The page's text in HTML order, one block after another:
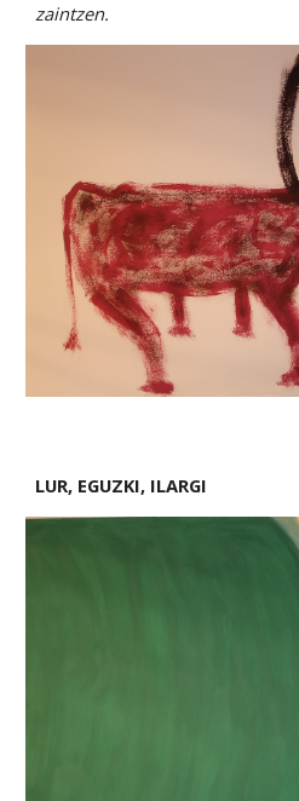
zaintzen.
LUR, EGUZKI, ILARGI